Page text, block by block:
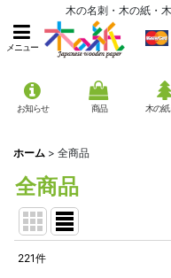
木の名刺・木の紙・
メニュー
お知らせ 商品 木の紙
ホーム > 全商品
全商品
221件